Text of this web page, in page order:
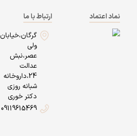
نماد اعتماد
ارتباط با ما
گرگان،خیابان
ولی
عصر،نبش
عدالت
24،داروخانه
شبانه روزی
دکتر خوری
09119615469